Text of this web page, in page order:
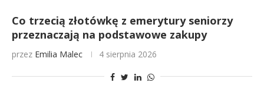
Co trzecią złotówkę z emerytury seniorzy
przeznaczają na podstawowe zakupy
przez Emilia Malec 4 sierpnia 2026